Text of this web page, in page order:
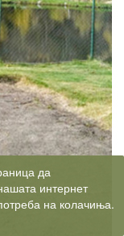
да
интернет
на колачиња.